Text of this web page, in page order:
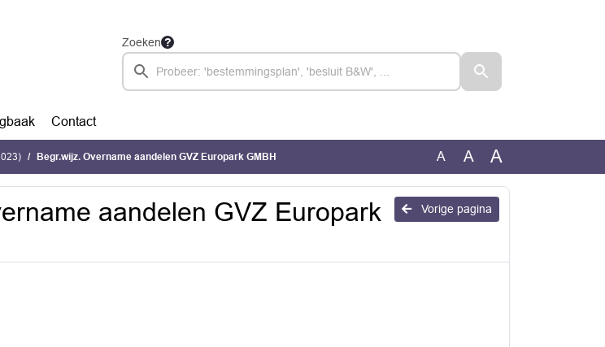
Zoeken
Contact
Begr.wijz. Overname aandelen GVZ Europark GMBH A A A
Vorige pagina
aandelen GVZ Europark